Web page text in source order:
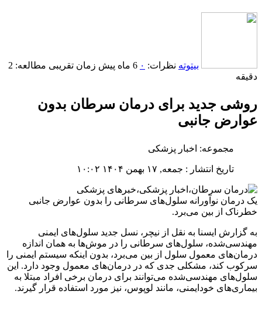
بیتوته نظرات: ۰ 6 ماه پیش
زمان تقریبی مطالعه: 2
دقیقه
روشی جدید برای درمان سرطان بدون
عوارض جانبی
مجموعه: اخبار پزشکی
تاریخ انتشار : جمعه, ۱۷ بهمن ۱۴۰۴ ۱۰:۰۲
یک درمان نوآورانه سلول‌های سرطانی را بدون عوارض جانبی
خطرناک از بین می‌برد.
به گزارش ایسنا به نقل از نیچر، نسل جدید سلول‌های ایمنی
مهندسی‌شده، سلول‌های سرطانی را در موش‌ها به همان اندازه
درمان‌های معمول سلول از بین می‌برد، بدون اینکه سیستم ایمنی را
سرکوب کند، مشکلی جدی که در درمان‌های معمول وجود دارد. این
سلول‌های مهندسی‌شده می‌توانند برای درمان برخی افراد مبتلا به
بیماری‌های خودایمنی، مانند لوپوس، نیز مورد استفاده قرار گیرند.